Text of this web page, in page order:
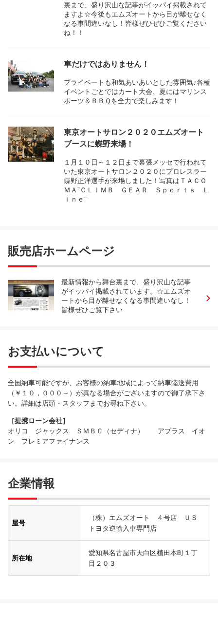
裏まで、盛り沢山な記事がイッパイ掲載されて
ますよ☆今後もエムズオートから目が離せなく
なる事間違いなし！皆様ぜひぜひご覧ください
ね！！
車だけではありません！
プライベートも和気あいあいとした雰囲気♪各種
イベントごとではカート大会、夏にはマリンス
ポーツ＆ＢＢＱを全力で楽しみます！
東京オートサロン２０２０エムズオート
ブースに蝶野来場！
１月１０日～１２日まで幕張メッセで行われて
いた東京オートサロン２０２０にプロレスラー
蝶野正洋選手が来場しました！写真はＴＡＣＯ
ＭＡ”ＣＬＩＭＢ ＧＥＡＲ Ｓｐｏｒｔｓ Ｌ
ｉｎｅ”
販売店ホームページ
最新情報から舞台裏まで、盛り沢山な記事
がイッパイ掲載されています。☆エムズオ
ートから目が離せなくなる事間違いなし！
皆様ぜひご覧下さい
お支払いについて
全国納車可能ですが、お客様の納車地域によって納車陸送費用
（￥１０，０００～）が異なる場合がございますので御了承下さ
い。詳細は店頭・スタッフまでお尋ね下さい。
［提携ローン会社］
オリコ ジャックス ＳＭＢＣ（セディナ） アプラス イオ
ン プレミアファイナンス
企業情報
屋号
（株）エムズオート ４号店 ＵＳ
トヨタ逆輸入車専門店
所在地
愛知県名古屋市天白区植田本町１丁
目２０３